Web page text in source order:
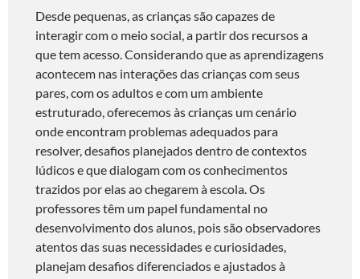
Desde pequenas, as crianças são capazes de
interagir com o meio social, a partir dos recursos a
que tem acesso. Considerando que as aprendizagens
acontecem nas interações das crianças com seus
pares, com os adultos e com um ambiente
estruturado, oferecemos às crianças um cenário
onde encontram problemas adequados para
resolver, desafios planejados dentro de contextos
lúdicos e que dialogam com os conhecimentos
trazidos por elas ao chegarem à escola. Os
professores têm um papel fundamental no
desenvolvimento dos alunos, pois são observadores
atentos das suas necessidades e curiosidades,
planejam desafios diferenciados e ajustados à